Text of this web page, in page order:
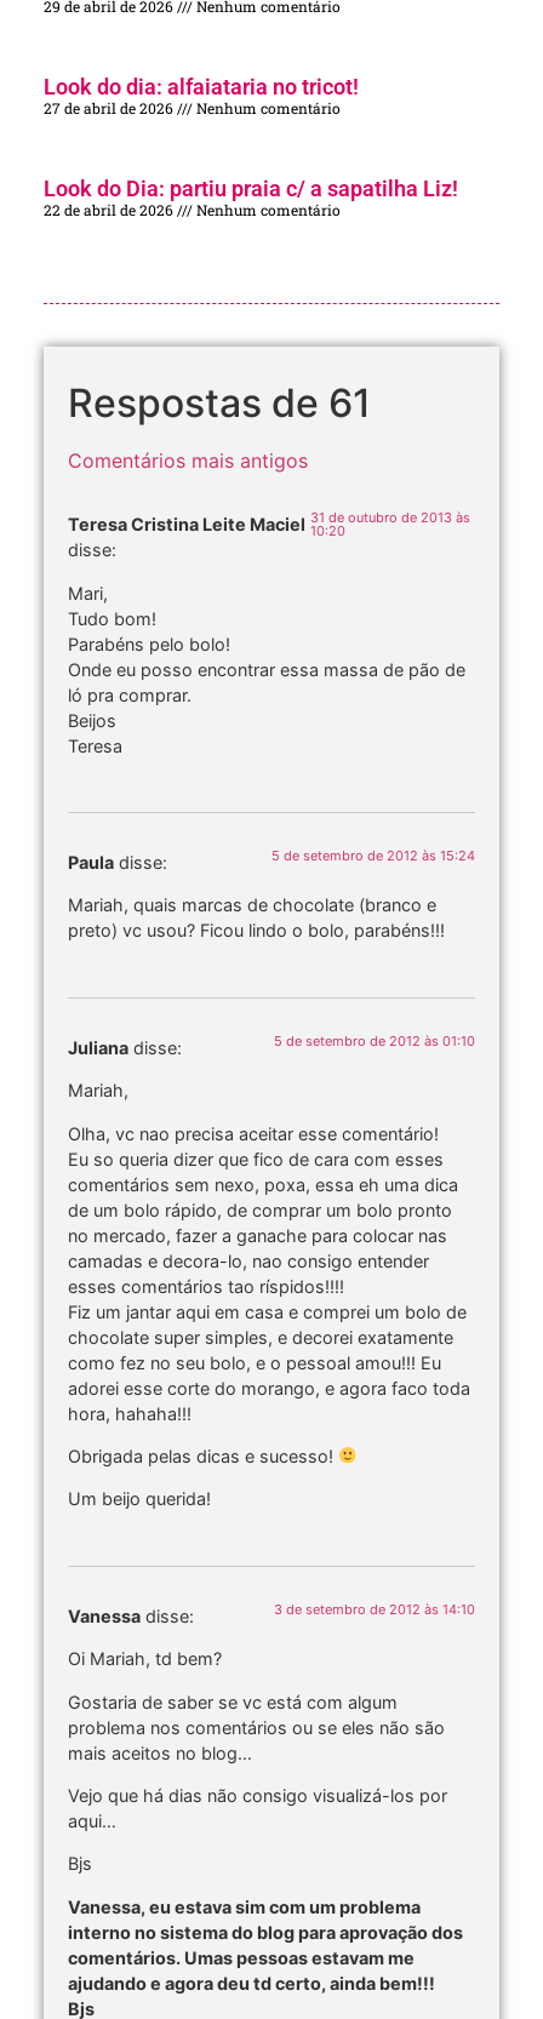
29 de abril de 2026 Nenhum comentário
Look do dia: alfaiataria no tricot!
27 de abril de 2026 Nenhum comentário
Look do Dia: partiu praia c/ a sapatilha Liz!
22 de abril de 2026 Nenhum comentário
Respostas de 61
Comentários mais antigos
Teresa Cristina Leite Maciel
disse:
31 de outubro de 2013 às
10:20
Mari,
Tudo bom!
Parabéns pelo bolo!
Onde eu posso encontrar essa massa de pão de
ló pra comprar.
Beijos
Teresa
Paula disse: 5 de setembro de 2012 às 15:24
Mariah, quais marcas de chocolate (branco e
preto) vc usou? Ficou lindo o bolo, parabéns!!!
Juliana disse: 5 de setembro de 2012 às 01:10
Mariah,
Olha, vc nao precisa aceitar esse comentário!
Eu so queria dizer que fico de cara com esses
comentários sem nexo, poxa, essa eh uma dica
de um bolo rápido, de comprar um bolo pronto
no mercado, fazer a ganache para colocar nas
camadas e decora-lo, nao consigo entender
esses comentários tao ríspidos!!!!
Fiz um jantar aqui em casa e comprei um bolo de
chocolate super simples, e decorei exatamente
como fez no seu bolo, e o pessoal amou!!! Eu
adorei esse corte do morango, e agora faco toda
hora, hahaha!!!
Obrigada pelas dicas e sucesso!
Um beijo querida!
Vanessa disse: 3 de setembro de 2012 às 14:10
Oi Mariah, td bem?
Gostaria de saber se vc está com algum
problema nos comentários ou se eles não são
mais aceitos no blog…
Vejo que há dias não consigo visualizá-los por
aqui…
Bjs
Vanessa, eu estava sim com um problema
interno no sistema do blog para aprovação dos
comentários. Umas pessoas estavam me
ajudando e agora deu td certo, ainda bem!!!
Bjs